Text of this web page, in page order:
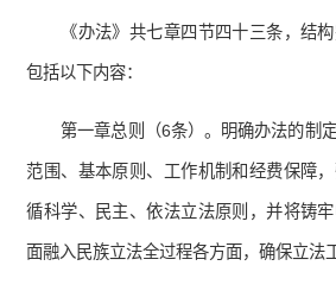
《办法》共七章四节四十三条，结
包括以下内容：
第一章总则（6条）。明确办法的制
范围、基本原则、工作机制和经费保障
循科学、民主、依法立法原则，并将铸
面融入民族立法全过程各方面，确保立法